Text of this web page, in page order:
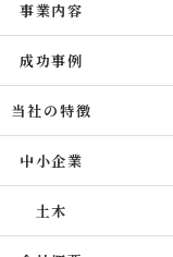
事業内容
成功事例
当社の特徴
中小企業
土木